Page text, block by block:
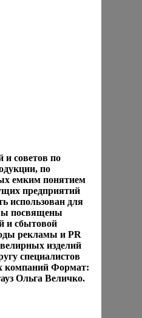
и советов по
по
емким понятием
предприятий
использован для
посвящены
и сбытовой
рекламы и PR
изделий
специалистов
компаний Формат:
Ольга Величко.